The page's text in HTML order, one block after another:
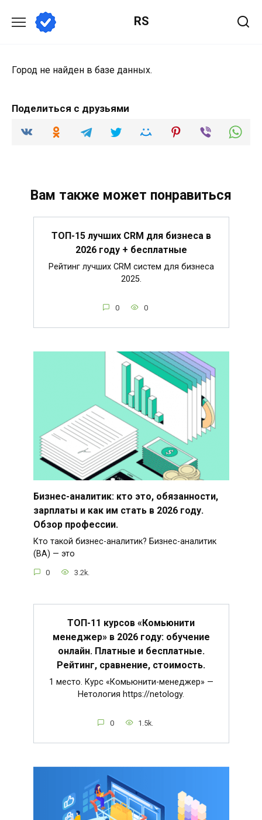
содержанию
RS
Город не найден в базе данных.
Поделиться с друзьями
Вам также может понравиться
ТОП-15 лучших CRM для бизнеса в
2026 году + бесплатные
Рейтинг лучших CRM систем для бизнеса
2025.
0 0
Бизнес-аналитик: кто это, обязанности,
зарплаты и как им стать в 2026 году.
Обзор профессии.
Кто такой бизнес-аналитик? Бизнес-аналитик
(BA) — это
0 3.2k.
ТОП-11 курсов «Комьюнити
менеджер» в 2026 году: обучение
онлайн. Платные и бесплатные.
Рейтинг, сравнение, стоимость.
1 место. Курс «Комьюнити-менеджер» —
Нетология https://netology.
0 1.5k.